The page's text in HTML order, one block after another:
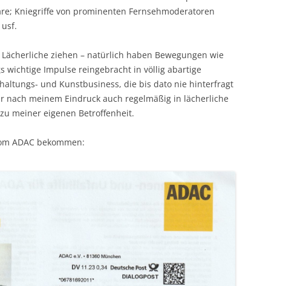
Kniegriffe von prominenten Fernsehmoderatoren
ziehen – natürlich haben Bewegungen wie
wichtige Impulse reingebracht in völlig abartige
und Kunstbusiness, die bis dato nie hinterfragt
nach meinem Eindruck auch regelmäßig in lächerliche
meiner eigenen Betroffenheit.
ADAC bekommen: